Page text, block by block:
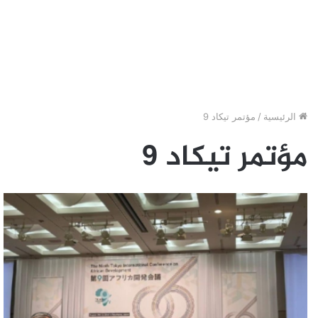
الرئيسية / مؤتمر تيكاد 9
مؤتمر تيكاد 9